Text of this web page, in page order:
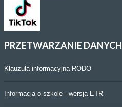
PRZETWARZANIE DANYCH
Klauzula informacyjna RODO
Informacja o szkole - wersja ETR